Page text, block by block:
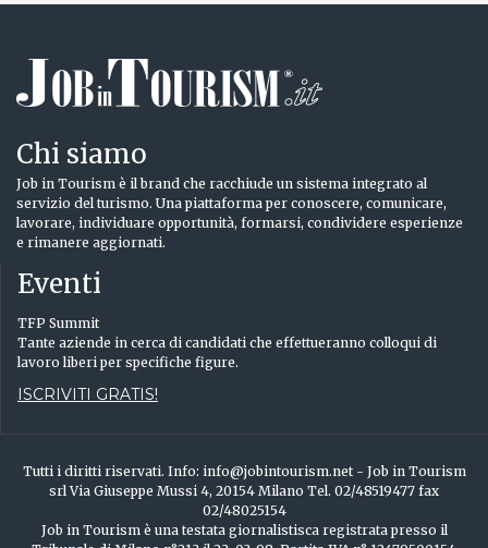
Chi siamo
Job in Tourism è il brand che racchiude un sistema integrato al
servizio del turismo. Una piattaforma per conoscere, comunicare,
lavorare, individuare opportunità, formarsi, condividere esperienze
e rimanere aggiornati.
Eventi
TFP Summit
Tante aziende in cerca di candidati che effettueranno colloqui di
lavoro liberi per specifiche figure.
ISCRIVITI GRATIS!
Tutti i diritti riservati. Info: info@jobintourism.net - Job in Tourism
srl Via Giuseppe Mussi 4, 20154 Milano Tel. 02/48519477 fax
02/48025154
Job in Tourism è una testata giornalistisca registrata presso il